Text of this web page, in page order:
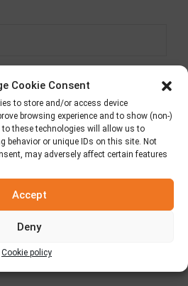
Cookie Consent
to store and/or access device
browsing experience and to show (non-)
these technologies will allow us to
behavior or unique IDs on this site. Not
may adversely affect certain features
Accept
Deny
Cookie policy
ΕΠΟΜΕΝΟ
Μίλα μου για… μήλα!